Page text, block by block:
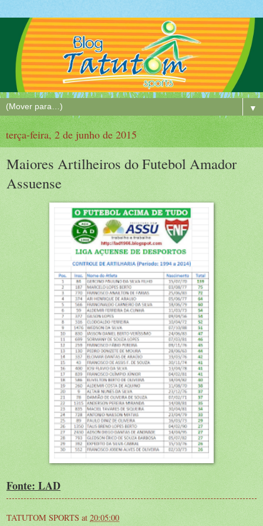
▼
terça-feira, 2 de junho de 2015
Maiores Artilheiros do Futebol Amador
Assuense
Fonte: LAD
TATUTOM SPORTS at 20:05:00